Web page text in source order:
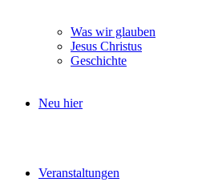
Was wir glauben
Jesus Christus
Geschichte
Neu hier
Veranstaltungen
Am Stiftsland 19, Lemgo,